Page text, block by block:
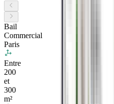
Bail
Commercial
Paris
Entre
200
et
300
m²